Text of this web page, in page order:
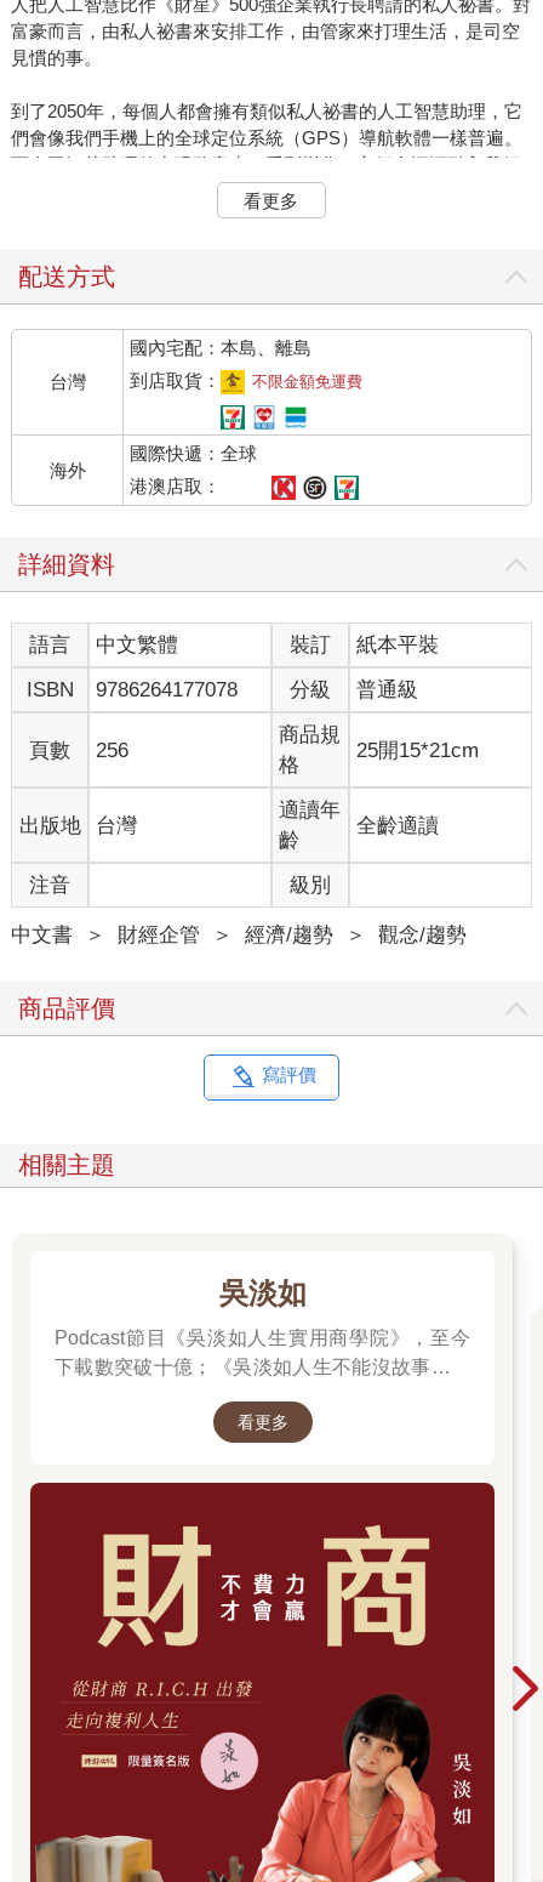
人把人工智慧比作《財星》500強企業執行長聘請的私人祕書。對
富豪而言，由私人祕書來安排工作，由管家來打理生活，是司空
見慣的事。
到了2050年，每個人都會擁有類似私人祕書的人工智慧助理，它
們會像我們手機上的全球定位系統（GPS）導航軟體一樣普遍。
而人工智慧助理的出現將產生一系列變化。它們會深深融入我們
的生活，成為生活中不可或缺的一部分。
說，先出現好用的小刀、剪刀、鑷子，再出現多功能的瑞士刀。
情，而且會比客服中心現在的人工智慧助理聰明得多。但我們需
要花很多時間才能達成這個目標，因為人工智慧助理的演進過程
實在太複雜。比起單一用途的人工智慧助理，要訓練出一個針對
個人需求的通用人工智慧助理，並且讓它達到人們願意付費的水
準，還需要很多年的時間。
但稍微實用的人工智慧助理會在未來幾年出現。它最初的形態可
能是由電商平台提供的零售助理，針對你的需求免費向你推薦商
祕書和管家，幫你查閱郵件、規劃旅遊行程等。我們對人工智慧
助理的依賴程度也會逐漸增加，這其實是延續對智慧型手機的依
賴。
全新的人機互動方式
未來我們可能在不同的領域中使用不同的人工智慧助理，它們可
以是醫療顧問、補習班老師、心理諮商師、職涯教練和職涯顧問
等。在初期階段，人工智慧助理至少能幫助我們完成部分準備工
作。隨著人工智慧愈來愈聰明，它們的作用也會愈來愈大。
人工智慧助理已經成為各大公司競相投入的重要領域，但尚未迎
來爆發性成長，主要有以下幾個原因。
第一，人工智慧助理現在還不夠穩定，可能出現錯誤或失靈，這
會削弱人們對它們的信任。第二，多數人工智慧助理在訓練時學
特殊需求，所以人工智慧助理通常只能提供一般水準的服務，而
無法有特別出色的表現，這使得它們很難滿足個人需求或處理複
能，有些人比其他人更擅長使用人工智慧助理。
試。在決定它的型態時，我們會問一系列的問題，比如：
換句話說，只要有足夠智慧的互動介面，人工智慧助理就能以各
種形式出現，比如虛擬世界中的虛擬角色，隨時在線上待命的語
人工智慧助理與鏡像世界的融合，會成為人機互動的主要方式，
智慧型手機推出之後，誕生觸控式螢幕這種全新的人機互動介
面，與此相似，未來的智慧對話模式也需要新的標準和協定。
未來會有一大批全新的人機互動介面和手勢出現，讓我們藉此與
涵蓋人類在自然世界中互動的所有方式。語音只會是與人工智慧
助理互動的一種方式，因為使用語音時，我們無法像在視覺介面
中或像閱讀時那樣，直接獲取所有資訊。
蘋果公司推出的Vision Pro頭戴顯示器雖然在市場上的反應並不熱
烈，但它在探索未來的人機對話模式方面，有可能領先同業。現
在Vision Pro已經開始推動用手勢來與機器互動，未來還可能推出
新的資訊呈現方法和處理方式。每一個人機互動的作業系統都需
看更多
配送方式
台灣
國內宅配：本島、離島
到店取貨：
不限金額免運費
海外
國際快遞：全球
港澳店取：
詳細資料
語言 中文繁體 裝訂
紙本平裝
ISBN
9786264177078 分級 普通級
頁數 256
商品規
格
25開15*21cm
出版地 台灣
適讀年
齡
全齡適讀
注音 級別
中文書 ＞ 財經企管 ＞ 經濟/趨勢 ＞ 觀念/趨勢
商品評價
寫評價
相關主題
吳淡如
Podcast節目《吳淡如人生實用商學院》，至今
下載數突破十億；《吳淡如人生不能沒故事》也
讀歷史中的權力運作與人性選擇，讓看似遙遠的
看更多